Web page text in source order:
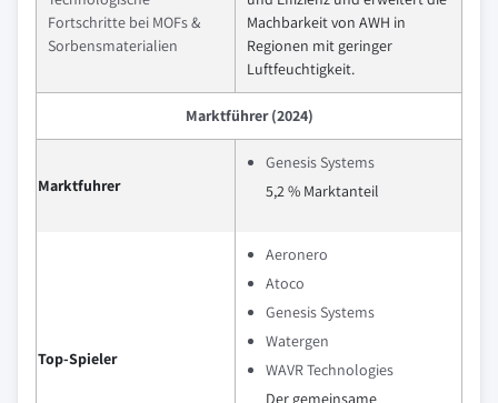
Fortschritte bei MOFs &
Sorbensmaterialien
Machbarkeit von AWH in
Regionen mit geringer
Luftfeuchtigkeit.
Marktführer (2024)
Marktfuhrer
Genesis Systems
5,2 % Marktanteil
Top-Spieler
Aeronero
Atoco
Genesis Systems
Watergen
WAVR Technologies
Der gemeinsame